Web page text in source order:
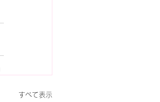
すべて表示